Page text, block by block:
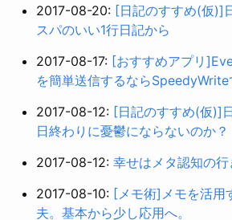
2017-08-20: [日記のすすめ(仮)]
スパのいい1行日記から
2017-08-17: [おすすめアプリ
を簡単送信するならSpeedyWrite
2017-08-12: [日記のすすめ(仮)]
日終わりに憂鬱にならないのか？
2017-08-12: 幸せはメタ認知の
2017-08-10: [メモ術]メモを活用
夫。基本から少し応用へ。